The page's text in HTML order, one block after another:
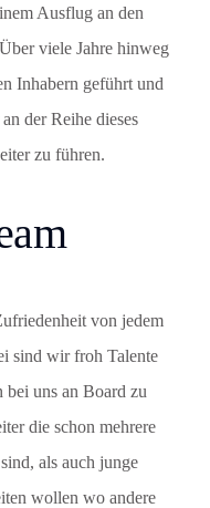
Ausflug an den
viele Jahre hinweg
Inhabern geführt und
der Reihe dieses
zu führen.
von jedem
sind wir froh Talente
bei uns an Board zu
die schon mehrere
als auch junge
wollen wo andere